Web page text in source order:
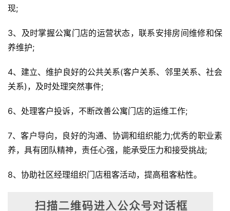
现;
3、及时掌握公寓门店的运营状态，联系安排房间维修和保
养维护;
4、建立、维护良好的公共关系(客户关系、邻里关系、社会
关系)，及时处理突然事件;
6、处理客户投诉，不断改善公寓门店的运维工作;
7、客户导向，良好的沟通、协调和组织能力;优秀的职业素
养，具有团队精神，责任心强，能承受压力和接受挑战;
8、协助社区经理组织门店租客活动，提高租客粘性。